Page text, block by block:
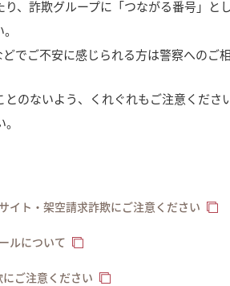
、詐欺グループに「つながる番号」と
でご不安に感じられる方は警察へのご
のないよう、くれぐれもご注意くださ
イト・架空請求詐欺にご注意ください
ルについて
ご注意ください